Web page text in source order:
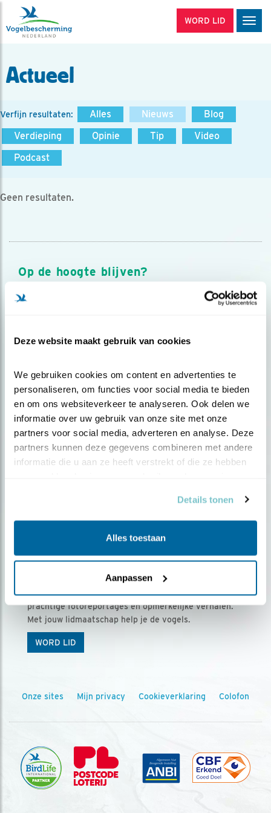
Deze website maakt gebruik van cookies
We gebruiken cookies om content en advertenties te
personaliseren, om functies voor social media te bieden
en om ons websiteverkeer te analyseren. Ook delen we
informatie over uw gebruik van onze site met onze
partners voor social media, adverteren en analyse. Deze
partners kunnen deze gegevens combineren met andere
informatie die u aan ze heeft verstrekt of die ze hebben
Details tonen
Alles toestaan
Aanpassen
WORD LID
Actueel
Verfijn resultaten: Alles Nieuws
Blog
Verdieping
Opinie Tip
Video
Podcast
Geen resultaten.
Op de hoogte blijven?
Meld je aan en ontvang nieuws, inspiratie, acties en tips
over vogels en activiteiten van Vogelbescherming.
Ontvang 5 x Vogels voor € 36,00 per jaar
Vogels is het tijdschrift voor onze leden, met
prachtige fotoreportages en opmerkelijke verhalen.
Met jouw lidmaatschap help je de vogels.
WORD LID
Onze sites Mijn privacy Cookieverklaring Colofon